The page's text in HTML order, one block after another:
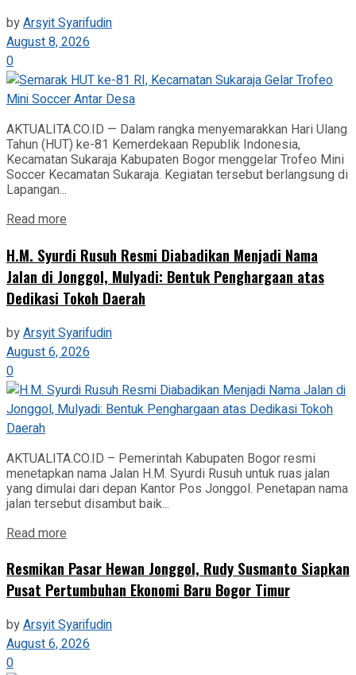
byArsyit Syarifudin
August 8, 2026
0
AKTUALITA.CO.ID — Dalam rangka menyemarakkan Hari Ulang
Tahun (HUT) ke-81 Kemerdekaan Republik Indonesia,
Kecamatan Sukaraja Kabupaten Bogor menggelar Trofeo Mini
Soccer Kecamatan Sukaraja. Kegiatan tersebut berlangsung di
Lapangan...
Read more
H.M. Syurdi Rusuh Resmi Diabadikan Menjadi Nama
Jalan di Jonggol, Mulyadi: Bentuk Penghargaan atas
Dedikasi Tokoh Daerah
byArsyit Syarifudin
August 6, 2026
0
AKTUALITA.CO.ID – Pemerintah Kabupaten Bogor resmi
menetapkan nama Jalan H.M. Syurdi Rusuh untuk ruas jalan
yang dimulai dari depan Kantor Pos Jonggol. Penetapan nama
jalan tersebut disambut baik...
Read more
Resmikan Pasar Hewan Jonggol, Rudy Susmanto Siapkan
Pusat Pertumbuhan Ekonomi Baru Bogor Timur
byArsyit Syarifudin
August 6, 2026
0